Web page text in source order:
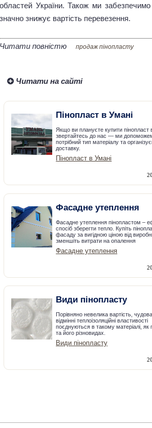
областей України. Також ми
значно знижує вартість перевезення.
Читати повністю продаж пінопласту
Читати на сайті
Пінопласт в Умані
Якщо ви плануєте купити пінопласт
звертайтесь до нас — ми
потрібний тип матеріалу та
доставку.
Пінопласт в Умані
Фасадне утеплення
Фасадне утеплення пінопластом –
спосіб зберегти тепло. Купіть
фасаду за вигідною ціною від
зменшіть витрати на опалення
Фасадне утеплення
Види пінопласту
Порівняно невелика вартість,
відмінні теплоізоляційні властивості
поєднуються в такому матеріалі, як
та його різновидах.
Види пінопласту